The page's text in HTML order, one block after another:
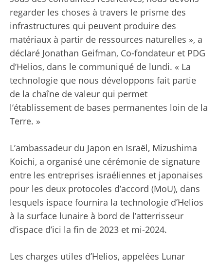
regarder les choses à travers le prisme des
infrastructures qui peuvent produire des
matériaux à partir de ressources naturelles », a
déclaré Jonathan Geifman, Co-fondateur et PDG
d’Helios, dans le communiqué de lundi. « La
technologie que nous développons fait partie
de la chaîne de valeur qui permet
l’établissement de bases permanentes loin de la
Terre. »
L’ambassadeur du Japon en Israël, Mizushima
Koichi, a organisé une cérémonie de signature
entre les entreprises israéliennes et japonaises
pour les deux protocoles d’accord (MoU), dans
lesquels ispace fournira la technologie d’Helios
à la surface lunaire à bord de l’atterrisseur
d’ispace d’ici la fin de 2023 et mi-2024.
Les charges utiles d’Helios, appelées Lunar